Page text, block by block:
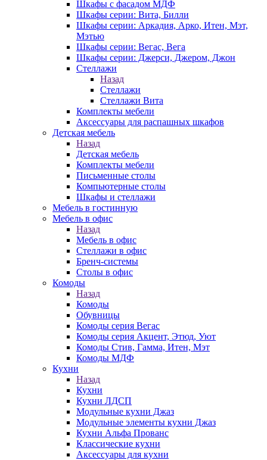
Шкафы с фасадом МДФ
Шкафы серии: Вита, Билли
Шкафы серии: Аркадия, Арко, Итен, Мэт,
Мэтью
Шкафы серии: Вегас, Вега
Шкафы серии: Джерси, Джером, Джон
Стеллажи
Назад
Стеллажи
Стеллажи Вита
Комплекты мебели
Аксессуары для распашных шкафов
Детская мебель
Назад
Детская мебель
Комплекты мебели
Письменные столы
Компьютерные столы
Шкафы и стеллажи
Мебель в гостинную
Мебель в офис
Назад
Мебель в офис
Стеллажи в офис
Бренч-системы
Столы в офис
Комоды
Назад
Комоды
Обувницы
Комоды серия Вегас
Комоды серия Акцент, Этюд, Уют
Комоды Стив, Гамма, Итен, Мэт
Комоды МДФ
Кухни
Назад
Кухни
Кухни ЛДСП
Модульные кухни Джаз
Модульные элементы кухни Джаз
Кухни Альфа Прованс
Классические кухни
Аксессуары для кухни